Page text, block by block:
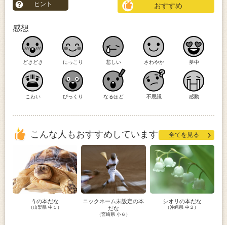
ヒント おすすめ
感想
どきどき にっこり 悲しい さわやか 夢中
こわい びっくり なるほど 不思議 感動
こんな人もおすすめしています 全てを見る
うの本だな
（山梨県 中１）
ニックネーム未設定の本
だな
（宮崎県 小６）
シオリの本だな
（沖縄県 中２）